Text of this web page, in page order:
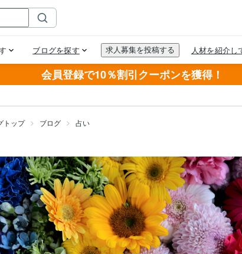
会員登録で10％割引クーポンを獲得！
トップ ブログ 占い